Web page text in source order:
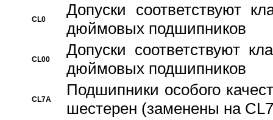
CL0
Допуски соответствуют
дюймовых подшипников
CL00
Допуски соответствуют
дюймовых подшипников
CL7A
Подшипники особого
шестерен (заменены на